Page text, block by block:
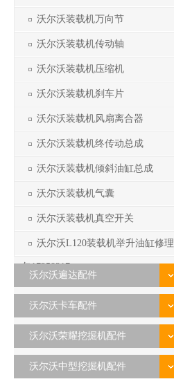
沃尔沃装载机万向节
沃尔沃装载机传动轴
沃尔沃装载机压缩机
沃尔沃装载机刹车片
沃尔沃装载机风扇离合器
沃尔沃装载机终传动总成
沃尔沃装载机倾斜油缸总成
沃尔沃装载机气囊
沃尔沃装载机真空开关
沃尔沃L120装载机举升油缸修理
包17258317
沃尔沃遍达配件
沃尔沃卡车配件
沃尔沃荣耀挖掘机配件
沃尔沃中型挖掘机配件